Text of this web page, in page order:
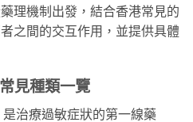
理機制出發，結合香港常見的
之間的交互作用，並提供具體
見種類一覽
治療過敏症狀的第一線藥